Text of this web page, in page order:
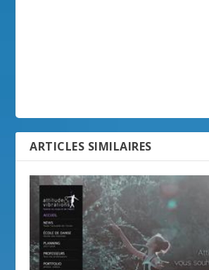
ARTICLES SIMILAIRES